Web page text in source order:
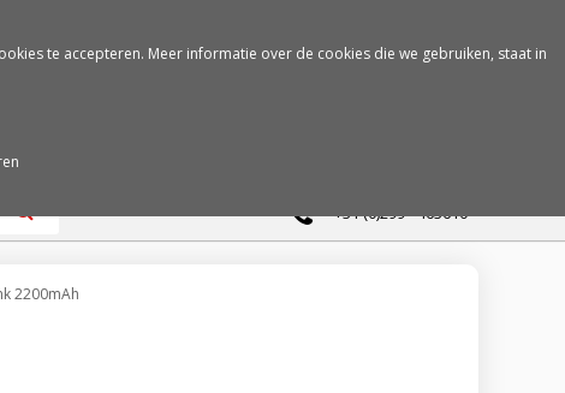
+31 (0)299 - 463610
2200mAh
te accepteren. Meer informatie over de cookies die we gebruiken, staat in